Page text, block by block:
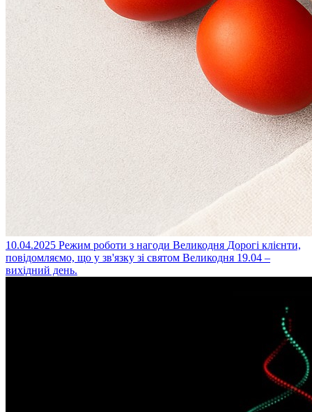
10.04.2025 Режим роботи з нагоди Великодня Дорогі клієнти,
повідомляємо, що у зв'язку зі святом Великодня 19.04 –
вихідний день.